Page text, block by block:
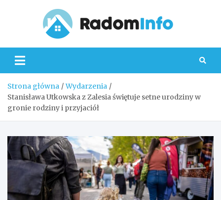
Strona główna
Wydarzenia
Stanisława Utkowska z Zalesia świętuje setne urodziny w
gronie rodziny i przyjaciół